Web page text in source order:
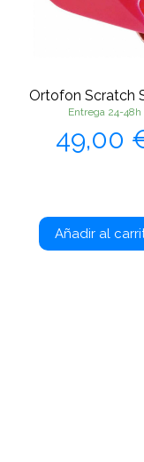
Ortofon Scratch
Entrega 24-48h
49,00
Añadir al